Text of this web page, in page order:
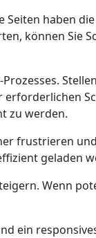
haben
können Sie
erforderlichen
zu werden.
frustrieren
geladen
Wenn
ein